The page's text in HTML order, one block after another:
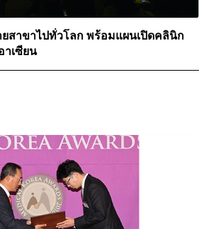
ยสาขาไปทั่วโลก พร้อมแผนเปิดคลินิก
าเซียน